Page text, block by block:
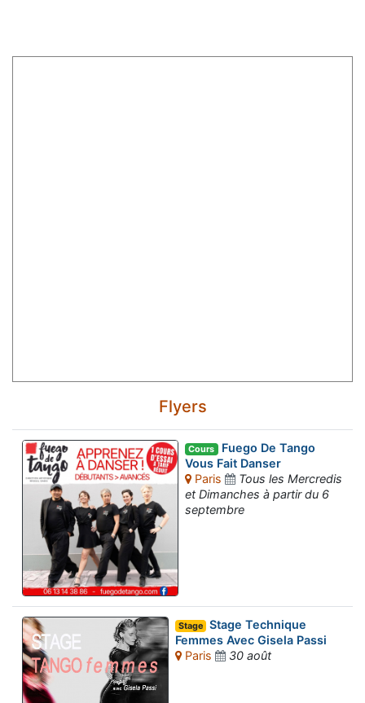
Flyers
Cours Fuego De Tango
Vous Fait Danser
Paris
Tous les Mercredis
et Dimanches à partir du 6
septembre
Stage
Stage Technique
Femmes Avec Gisela Passi
Paris
30 août